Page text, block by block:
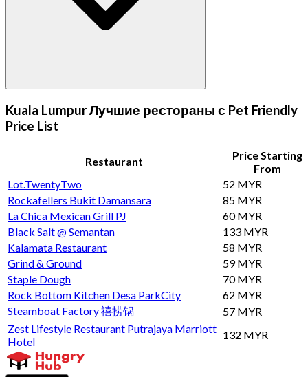
Kuala Lumpur Лучшие рестораны с Pet Friendly
Price List
Restaurant
Price Starting
From
Lot.TwentyTwo
52 MYR
Rockafellers Bukit Damansara
85 MYR
La Chica Mexican Grill PJ
60 MYR
Black Salt @ Semantan
133 MYR
Kalamata Restaurant
58 MYR
Grind & Ground
59 MYR
Staple Dough
70 MYR
Rock Bottom Kitchen Desa ParkCity
62 MYR
Steamboat Factory 禧捞锅
57 MYR
Zest Lifestyle Restaurant Putrajaya Marriott
Hotel
132 MYR